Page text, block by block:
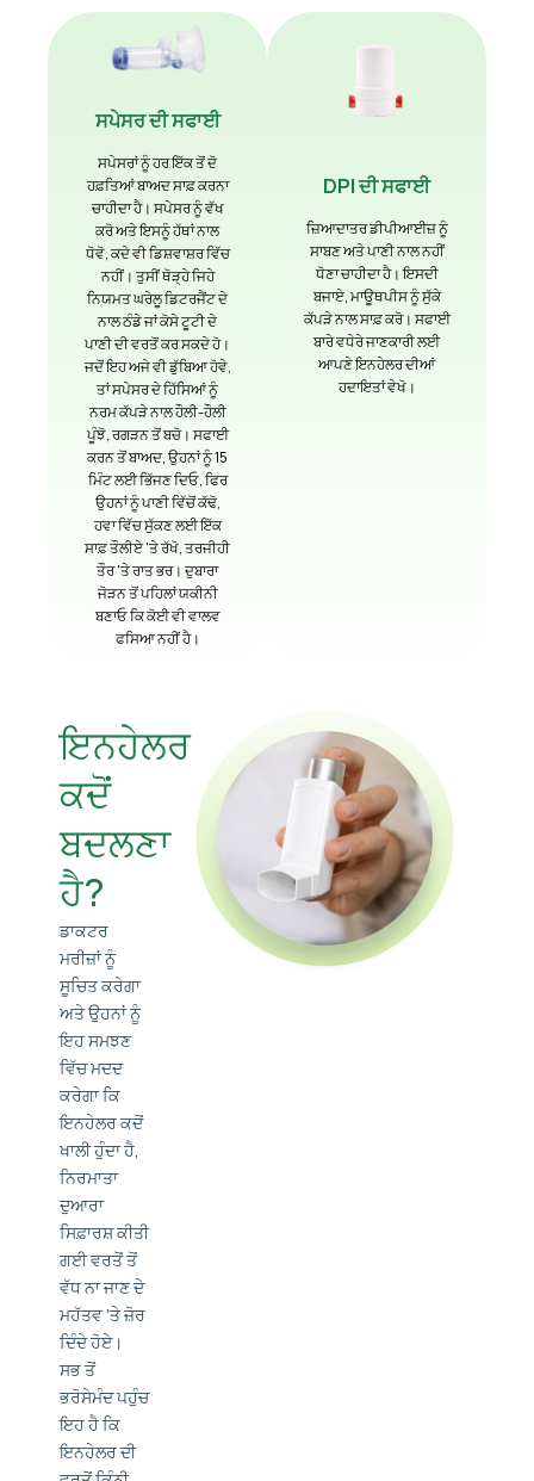
ਸਪੇਸਰ ਦੀ ਸਫਾਈ
ਸਪੇਸਰਾਂ ਨੂੰ ਹਰ ਇੱਕ ਤੋਂ ਦੋ
ਹਫ਼ਤਿਆਂ ਬਾਅਦ ਸਾਫ਼ ਕਰਨਾ
ਚਾਹੀਦਾ ਹੈ। ਸਪੇਸਰ ਨੂੰ ਵੱਖ
ਕਰੋ ਅਤੇ ਇਸਨੂੰ ਹੱਥਾਂ ਨਾਲ
ਧੋਵੋ, ਕਦੇ ਵੀ ਡਿਸ਼ਵਾਸ਼ਰ ਵਿੱਚ
ਨਹੀਂ। ਤੁਸੀਂ ਥੋੜ੍ਹੇ ਜਿਹੇ
ਨਿਯਮਤ ਘਰੇਲੂ ਡਿਟਰਜੈਂਟ ਦੇ
ਨਾਲ ਠੰਡੇ ਜਾਂ ਕੋਸੇ ਟੂਟੀ ਦੇ
ਪਾਣੀ ਦੀ ਵਰਤੋਂ ਕਰ ਸਕਦੇ ਹੋ।
ਜਦੋਂ ਇਹ ਅਜੇ ਵੀ ਡੁੱਬਿਆ ਹੋਵੇ,
ਤਾਂ ਸਪੇਸਰ ਦੇ ਹਿੱਸਿਆਂ ਨੂੰ
ਨਰਮ ਕੱਪੜੇ ਨਾਲ ਹੌਲੀ-ਹੌਲੀ
ਪੂੰਝੋ, ਰਗੜਨ ਤੋਂ ਬਚੋ। ਸਫਾਈ
ਕਰਨ ਤੋਂ ਬਾਅਦ, ਉਹਨਾਂ ਨੂੰ 15
ਮਿੰਟ ਲਈ ਭਿੱਜਣ ਦਿਓ, ਫਿਰ
ਉਹਨਾਂ ਨੂੰ ਪਾਣੀ ਵਿੱਚੋਂ ਕੱਢੋ,
ਹਵਾ ਵਿੱਚ ਸੁੱਕਣ ਲਈ ਇੱਕ
ਸਾਫ਼ ਤੌਲੀਏ 'ਤੇ ਰੱਖੋ, ਤਰਜੀਹੀ
ਤੌਰ 'ਤੇ ਰਾਤ ਭਰ। ਦੁਬਾਰਾ
ਜੋੜਨ ਤੋਂ ਪਹਿਲਾਂ ਯਕੀਨੀ
ਬਣਾਓ ਕਿ ਕੋਈ ਵੀ ਵਾਲਵ
ਫਸਿਆ ਨਹੀਂ ਹੈ।
DPI ਦੀ ਸਫਾਈ
ਜ਼ਿਆਦਾਤਰ ਡੀਪੀਆਈਜ਼ ਨੂੰ
ਸਾਬਣ ਅਤੇ ਪਾਣੀ ਨਾਲ ਨਹੀਂ
ਧੋਣਾ ਚਾਹੀਦਾ ਹੈ। ਇਸਦੀ
ਬਜਾਏ, ਮਾਊਥਪੀਸ ਨੂੰ ਸੁੱਕੇ
ਕੱਪੜੇ ਨਾਲ ਸਾਫ਼ ਕਰੋ। ਸਫਾਈ
ਬਾਰੇ ਵਧੇਰੇ ਜਾਣਕਾਰੀ ਲਈ
ਆਪਣੇ ਇਨਹੇਲਰ ਦੀਆਂ
ਹਦਾਇਤਾਂ ਵੇਖੋ।
ਇਨਹੇਲਰ
ਕਦੋਂ
ਬਦਲਣਾ
ਹੈ?
ਡਾਕਟਰ
ਮਰੀਜ਼ਾਂ ਨੂੰ
ਸੂਚਿਤ ਕਰੇਗਾ
ਅਤੇ ਉਹਨਾਂ ਨੂੰ
ਇਹ ਸਮਝਣ
ਵਿੱਚ ਮਦਦ
ਕਰੇਗਾ ਕਿ
ਇਨਹੇਲਰ ਕਦੋਂ
ਖਾਲੀ ਹੁੰਦਾ ਹੈ,
ਨਿਰਮਾਤਾ
ਦੁਆਰਾ
ਸਿਫ਼ਾਰਸ਼ ਕੀਤੀ
ਗਈ ਵਰਤੋਂ ਤੋਂ
ਵੱਧ ਨਾ ਜਾਣ ਦੇ
ਮਹੱਤਵ 'ਤੇ ਜ਼ੋਰ
ਦਿੰਦੇ ਹੋਏ।
ਸਭ ਤੋਂ
ਭਰੋਸੇਮੰਦ ਪਹੁੰਚ
ਇਹ ਹੈ ਕਿ
ਇਨਹੇਲਰ ਦੀ